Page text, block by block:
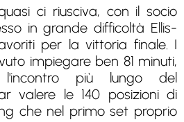
ci riusciva, con il socio
in grande difficoltà Ellis-
per la vittoria finale. I
impiegare ben 81 minuti,
più lungo del
valere le 140 posizioni di
che nel primo set proprio